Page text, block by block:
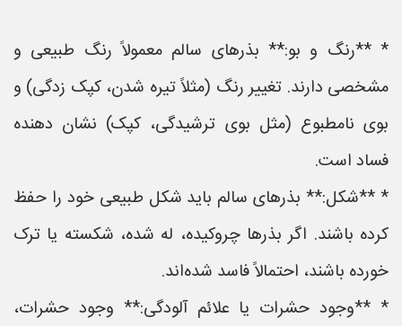
* **رنگ و بو:** بذرهای سالم معمولاً رنگ طبیعی و
مشخصی دارند. تغییر رنگ (مثلاً تیره شدن، کپک زدگی) و
بوی نامطبوع (مثل بوی ترشیدگی، کپک) نشان دهنده
فساد است.
* **شکل:** بذرهای سالم باید شکل طبیعی خود را حفظ
کرده باشند. اگر بذرها چروکیده، له شده، شکسته یا ترک
خورده باشند، احتمالاً فاسد شده‌اند.
* **وجود حشرات یا علائم آلودگی:** وجود حشرات،